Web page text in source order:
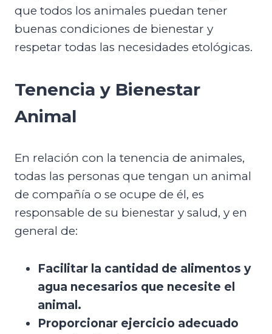
que todos los animales puedan tener
buenas condiciones de bienestar y
respetar todas las necesidades etológicas.
Tenencia y Bienestar
Animal
En relación con la tenencia de animales,
todas las personas que tengan un animal
de compañía o se ocupe de él, es
responsable de su bienestar y salud, y en
general de:
Facilitar la cantidad de alimentos y
agua necesarios que necesite el
animal.
Proporcionar ejercicio adecuado